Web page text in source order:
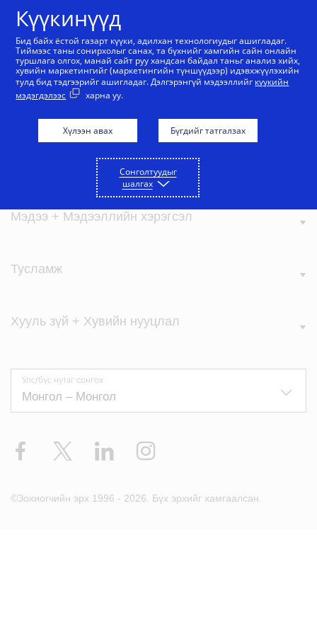
Бидний үнэ цэнэ
Мэдээ + Мэдээллийн хэрэгсэл
Тусламж
Хууль зүй + Хувийн нууцлал
Улс/бүс нутаг сонгох
Facebook LinkedIn
©Зохиогчийн эрх 1996 - 2026. Бүх эрхийг хамгаалсан.
Күүкинүүд
Бид байх ёстой газарт күүки, адилхан технологиудыг ашигладаг.
Тиймээс таны сонирхолыг санах, та бүхнийг хамгийн сайн онлайн
туршлага олгох, манай сайт руу хандсан байдал таньг анализ хийх,
хувийн маркетингийг (маркетингийн түншүүдээр) идэвхжүүлэхийн
тулд бид тэдгээрийг ашигладаг. Дэлгэрэнгүй мэдээллийг күүкийн
мэдэгдэлээс
харна уу.
Хүлээн авах Бүгдийг татгалзах
Сонголтуудыг
шалгах